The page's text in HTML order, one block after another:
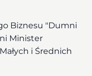
Biznesu "Dumni
Minister
i Średnich